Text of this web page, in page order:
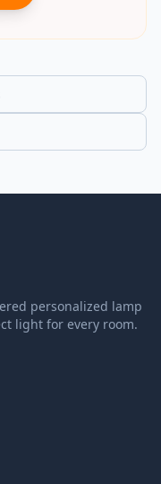
personalized lamp
light for every room.